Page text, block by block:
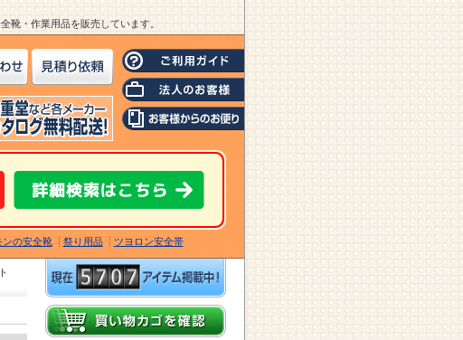
靴・作業用品を販売しています。
ンの安全靴 祭り用品 ツヨロン安全帯